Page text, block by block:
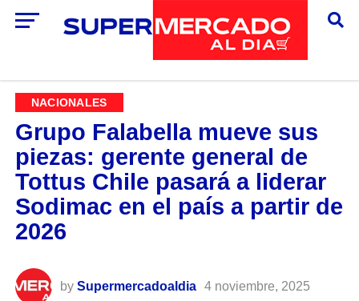
NACIONALES
Grupo Falabella mueve sus
piezas: gerente general de
Tottus Chile pasará a liderar
Sodimac en el país a partir de
2026
by Supermercadoaldia 4 noviembre, 2025